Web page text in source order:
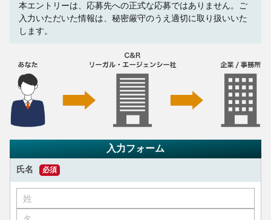
本エントリーは、応募先への正式な応募ではありません。ご
入力いただいた情報は、秘密厳守のうえ適切に取り扱いいた
します。
入力フォーム
氏名 必須